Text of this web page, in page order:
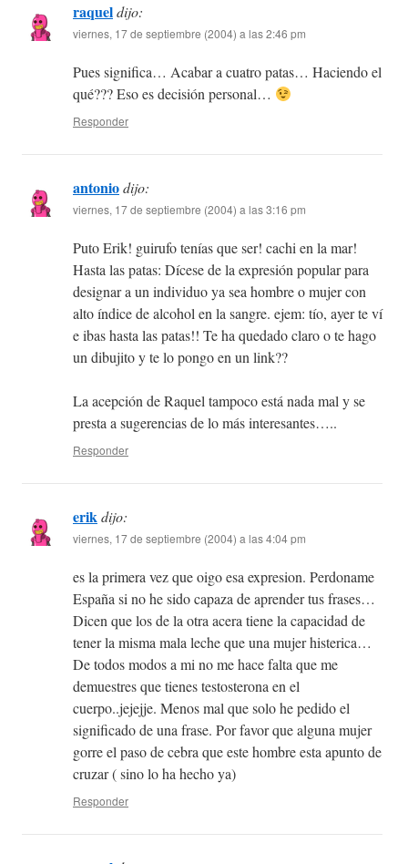
raqueldijo:
viernes, 17 de septiembre (2004) a las 2:46 pm
Pues significa… Acabar a cuatro patas… Haciendo el
qué??? Eso es decisión personal…
Responder
antoniodijo:
viernes, 17 de septiembre (2004) a las 3:16 pm
Puto Erik! guirufo tenías que ser! cachi en la mar!
Hasta las patas: Dícese de la expresión popular para
designar a un individuo ya sea hombre o mujer con
alto índice de alcohol en la sangre. ejem: tío, ayer te ví
e ibas hasta las patas!! Te ha quedado claro o te hago
un dibujito y te lo pongo en un link??
La acepción de Raquel tampoco está nada mal y se
presta a sugerencias de lo más interesantes…..
Responder
erikdijo:
viernes, 17 de septiembre (2004) a las 4:04 pm
es la primera vez que oigo esa expresion. Perdoname
España si no he sido capaza de aprender tus frases…
Dicen que los de la otra acera tiene la capacidad de
tener la misma mala leche que una mujer histerica…
De todos modos a mi no me hace falta que me
demuestres que tienes testosterona en el
cuerpo..jejejje. Menos mal que solo he pedido el
significado de una frase. Por favor que alguna mujer
gorre el paso de cebra que este hombre esta apunto de
cruzar ( sino lo ha hecho ya)
Responder